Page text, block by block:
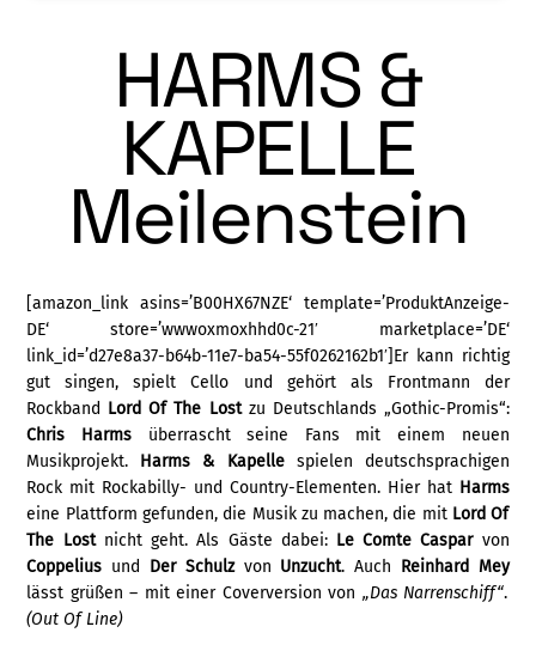
HARMS &
KAPELLE
Meilenstein
[amazon_link asins=’B00HX67NZE‘ template=’ProduktAnzeige-
DE‘ store=’wwwoxmoxhhd0c-21′ marketplace=’DE‘
link_id=’d27e8a37-b64b-11e7-ba54-55f0262162b1′]Er kann richtig
gut singen, spielt Cello und gehört als Frontmann der
Rockband Lord Of The Lostzu Deutschlands „Gothic-Promis“:
Chris Harms überrascht seine Fans mit ei­nem neuen
Musikprojekt. Harms & Kapellespielen deutschsprachigen
Rock mit Rocka­billy- und Country-Elementen. Hier hat Har­ms
eine Plattform gefunden, die Musik zu machen, die mit Lord Of
The Lostnicht geht. Als Gäste dabei: Le Comte Casparvon
Coppelius und Der Schulzvon Unzucht. Auch Reinhard Mey
lässt grüßen – mit einer Coverversion von „Das Narrenschiff“.
(Out Of Line)